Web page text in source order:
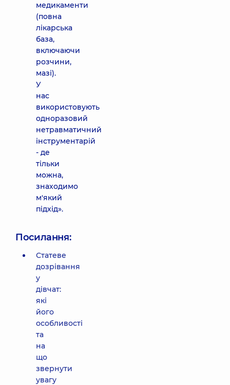
медикаменти
(повна
лікарська
база,
включаючи
розчини,
мазі).
У
нас
використовують
одноразовий
нетравматичний
інструментарій
- де
тільки
можна,
знаходимо
м'який
підхід».
Посилання:
Статеве
дозрівання
у
дівчат:
які
його
особливості
та
на
що
звернути
увагу